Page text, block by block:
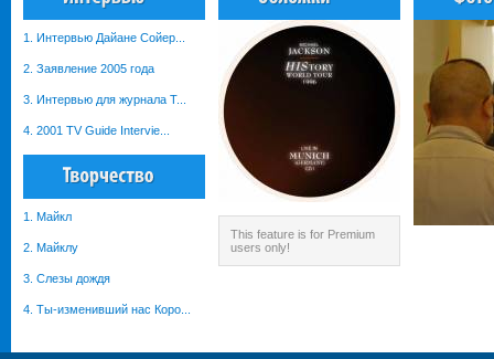
1. Интервью Дайане Сойер...
2. Заявление 2005 года
3. Интервью для журнала T...
4. 2001 TV Guide Intervie...
1. Майкл
2. Майклу
3. Слезы дождя
4. Ты-изменивший нас Коро...
This feature is for Premium
users only!